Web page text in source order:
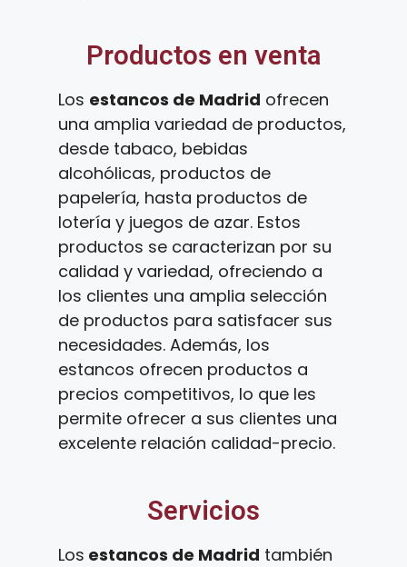
Productos en venta
Los estancos de Madrid ofrecen
una amplia variedad de productos,
desde tabaco, bebidas
alcohólicas, productos de
papelería, hasta productos de
lotería y juegos de azar. Estos
productos se caracterizan por su
calidad y variedad, ofreciendo a
los clientes una amplia selección
de productos para satisfacer sus
necesidades. Además, los
estancos ofrecen productos a
precios competitivos, lo que les
permite ofrecer a sus clientes una
excelente relación calidad-precio.
Servicios
Los estancos de Madrid también